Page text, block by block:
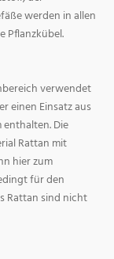
werden in allen
Pflanzkübel.
verwendet
einen Einsatz aus
enthalten. Die
Rattan mit
hier zum
für den
Rattan sind nicht